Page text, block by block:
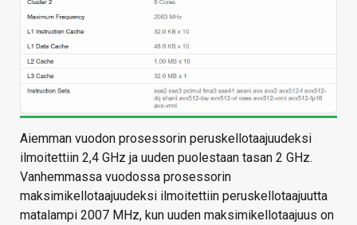
Aiemman vuodon prosessorin peruskellotaajuudeksi
ilmoitettiin 2,4 GHz ja uuden puolestaan tasan 2 GHz.
Vanhemmassa vuodossa prosessorin
maksimikellotaajuudeksi ilmoitettiin peruskellotaajuutta
matalampi 2007 MHz, kun uuden maksimikellotaajuus on